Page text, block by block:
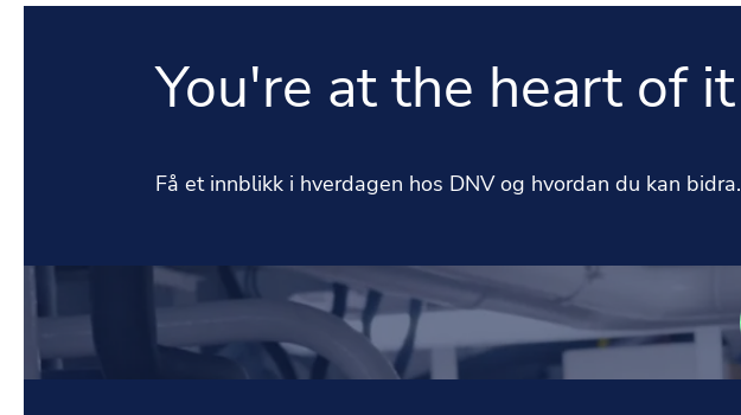
You're at the heart of it
Få et innblikk i hverdagen hos DNV og hvordan du kan bidra.